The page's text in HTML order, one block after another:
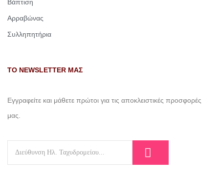
Βάπτιση
Αρραβώνας
Συλληπητήρια
ΤΟ NEWSLETTER ΜΑΣ
Εγγραφείτε και μάθετε πρώτοι για τις αποκλειστικές προσφορές
μας.